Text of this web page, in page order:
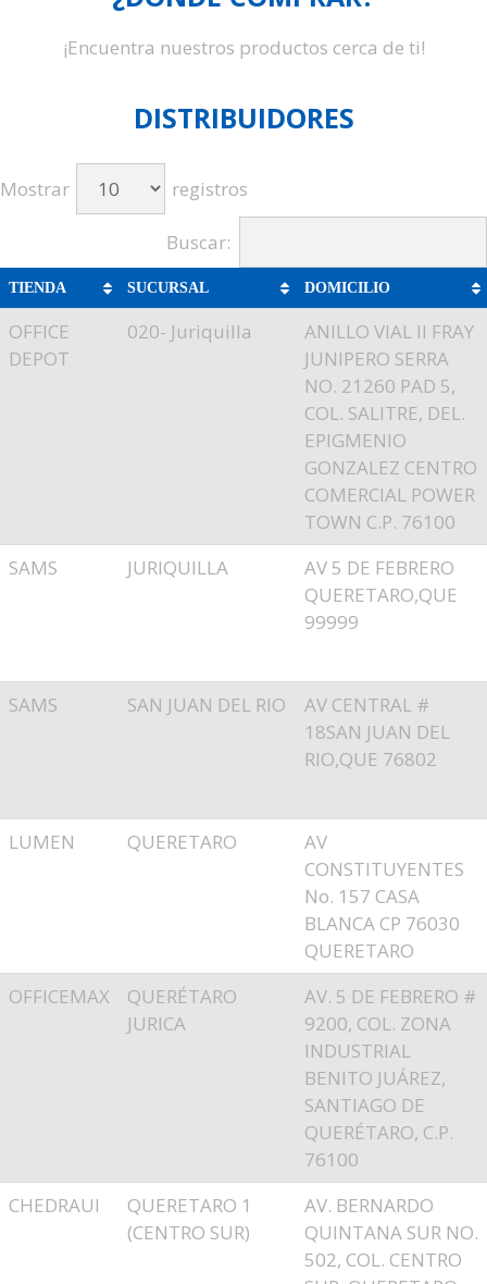
¡Encuentra nuestros productos cerca de ti!
DISTRIBUIDORES
Mostrar registros
Buscar:
TIENDA SUCURSAL DOMICILIO
OFFICE
DEPOT
020- Juriquilla
ANILLO VIAL II FRAY
JUNIPERO SERRA
NO. 21260 PAD 5,
COL. SALITRE, DEL.
EPIGMENIO
GONZALEZ CENTRO
COMERCIAL POWER
TOWN C.P. 76100
SAMS
JURIQUILLA
AV 5 DE FEBRERO
QUERETARO,QUE
99999
SAMS SAN JUAN DEL RIO
AV CENTRAL #
18SAN JUAN DEL
RIO,QUE 76802
LUMEN QUERETARO
AV
CONSTITUYENTES
No. 157 CASA
BLANCA CP 76030
QUERETARO
OFFICEMAX
QUERÉTARO
JURICA
AV. 5 DE FEBRERO #
9200, COL. ZONA
INDUSTRIAL
BENITO JUÁREZ,
SANTIAGO DE
QUERÉTARO, C.P.
76100
CHEDRAUI
QUERETARO 1
(CENTRO SUR)
AV. BERNARDO
QUINTANA SUR NO.
502, COL. CENTRO